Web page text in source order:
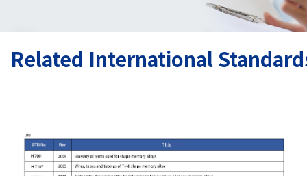
Related International